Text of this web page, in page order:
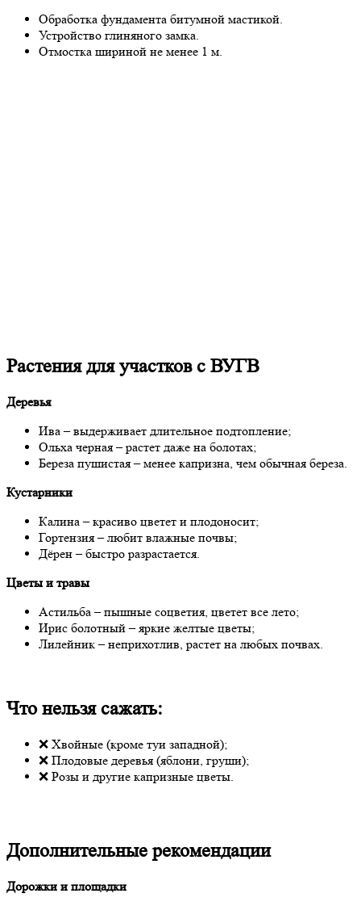
Обработка фундамента битумной мастикой.
Устройство глиняного замка.
Отмостка шириной не менее 1 м.
Растения для участков с ВУГВ
Деревья
Ива – выдерживает длительное подтопление;
Ольха черная – растет даже на болотах;
Береза пушистая – менее капризна, чем обычная береза.
Кустарники
Калина – красиво цветет и плодоносит;
Гортензия – любит влажные почвы;
Дёрен – быстро разрастается.
Цветы и травы
Астильба – пышные соцветия, цветет все лето;
Ирис болотный – яркие желтые цветы;
Лилейник – неприхотлив, растет на любых почвах.
Что нельзя сажать:
❌ Хвойные (кроме туи западной);
❌ Плодовые деревья (яблони, груши);
❌ Розы и другие капризные цветы.
Дополнительные рекомендации
Дорожки и площадки